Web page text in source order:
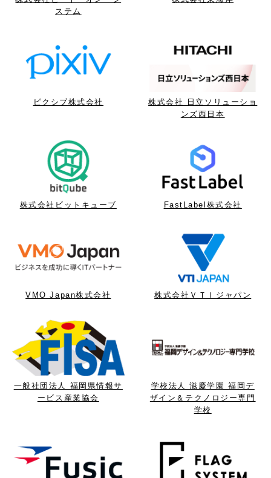
ステム
ピクシブ株式会社
株式会社 日立ソリューショ
ンズ西日本
株式会社ビットキューブ FastLabel株式会社
VMO Japan株式会社 株式会社ＶＴＩジャパン
一般社団法人 福岡県情報サ
ービス産業協会
学校法人 滋慶学園 福岡デ
ザイン＆テクノロジー専門
学校